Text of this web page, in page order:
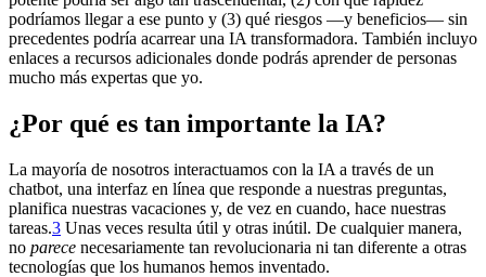
podríamos llegar a ese punto y (3) qué riesgos —y beneficios— sin
precedentes podría acarrear una IA transformadora. También incluyo
enlaces a recursos adicionales donde podrás aprender de personas
mucho más expertas que yo.
¿Por qué es tan importante la IA?
La mayoría de nosotros interactuamos con la IA a través de un
chatbot, una interfaz en línea que responde a nuestras preguntas,
planifica nuestras vacaciones y, de vez en cuando, hace nuestras
tareas.⁠3 Unas veces resulta útil y otras inútil. De cualquier manera,
no parece necesariamente tan revolucionaria ni tan diferente a otras
tecnologías que los humanos hemos inventado.